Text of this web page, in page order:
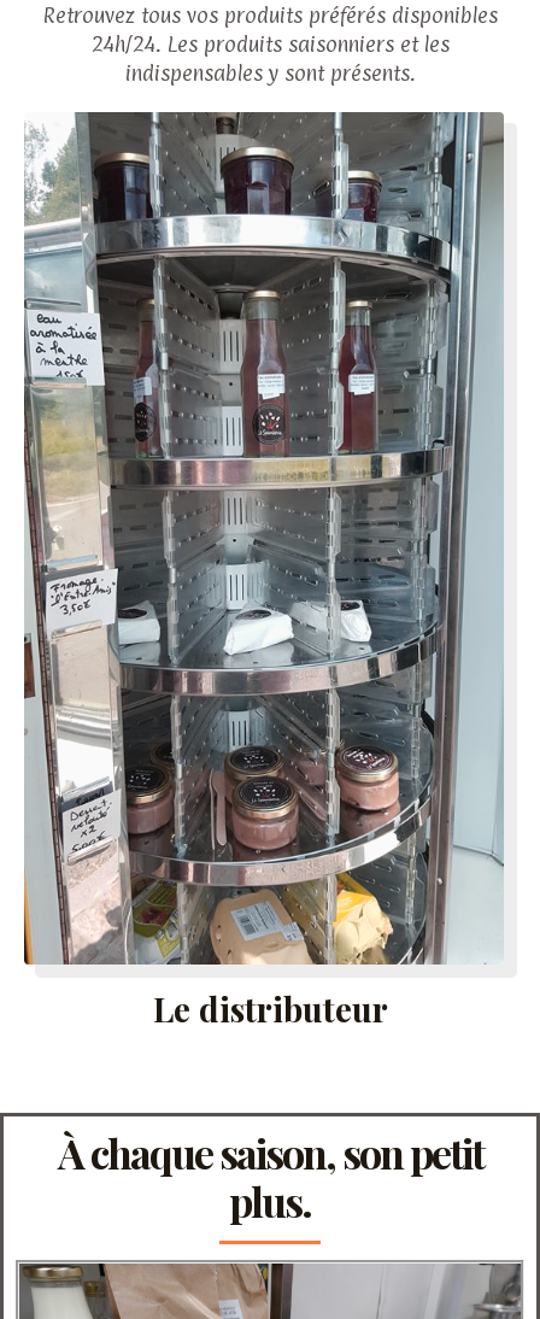
Retrouvez tous vos produits préférés disponibles
24h/24. Les produits saisonniers et les
indispensables y sont présents.
Le distributeur
À chaque saison, son petit
plus.